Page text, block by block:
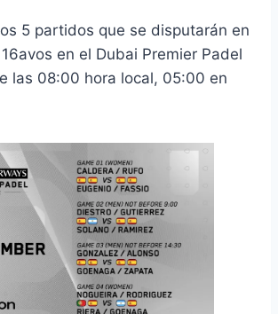
5 partidos que se disputarán en
en el Dubai Premier Padel
las 08:00 hora local, 05:00 en